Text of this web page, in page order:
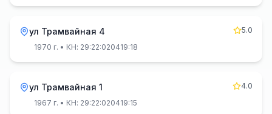
ул Трамвайная 4
5.0
1970 г. • КН: 29:22:020419:18
ул Трамвайная 1
4.0
1967 г. • КН: 29:22:020419:15